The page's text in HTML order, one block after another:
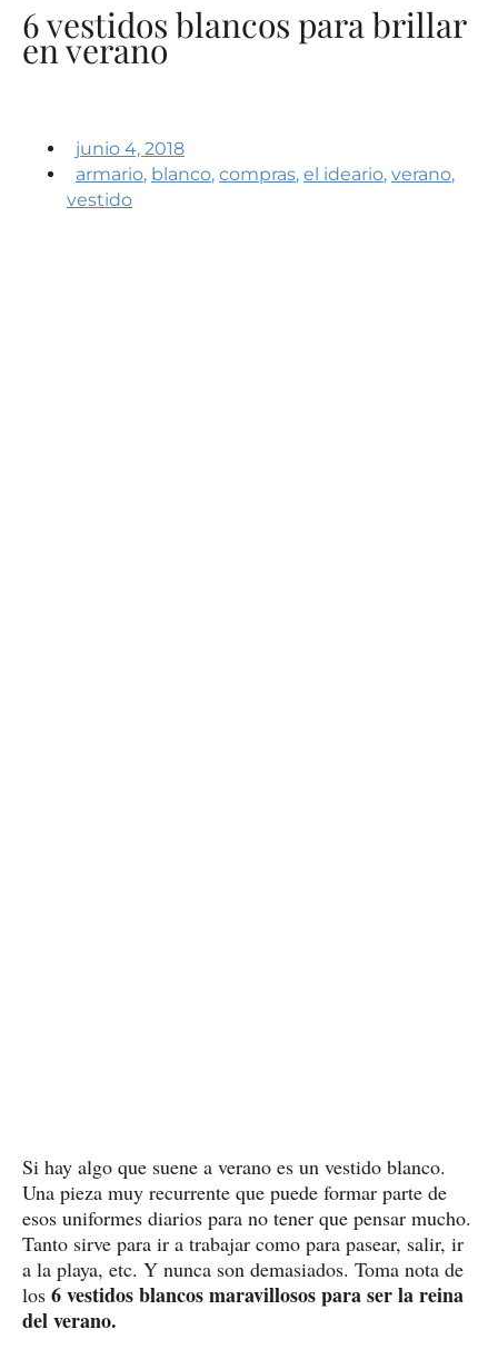
6 vestidos blancos para brillar
en verano
junio 4, 2018
armario, blanco, compras, el ideario, verano,
vestido
Si hay algo que suene a verano es un vestido blanco.
Una pieza muy recurrente que puede formar parte de
esos uniformes diarios para no tener que pensar mucho.
Tanto sirve para ir a trabajar como para pasear, salir, ir
a la playa, etc. Y nunca son demasiados. Toma nota de
los 6 vestidos blancos maravillosos para ser la reina
del verano.